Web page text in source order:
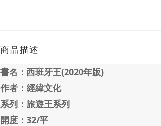
商品描述
書名： 西班牙王(2020年版)
作者：經緯文化
系列：旅遊王系列
開度：32/平